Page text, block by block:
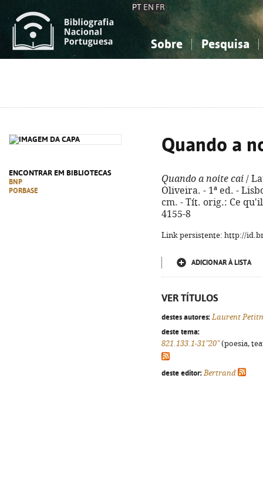
PT EN FR
Sobre Pesquisa
ENCONTRAR EM BIBLIOTECAS
BNP
PORBASE
Quando a
Quando a noite cai /
Oliveira. - 1ª ed. -
cm. - Tít. orig.: Ce
4155-8
Link persistente: http://
ADICIONAR À LISTA
VER TÍTULOS
destes autores: Laurent
deste tema:
821.133.1-31"20"(poesia,
deste editor: Bertrand